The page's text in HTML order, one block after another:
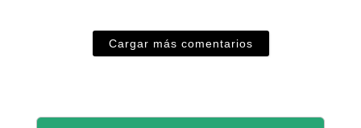
Cargar más comentarios